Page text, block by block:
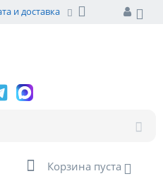
и доставка
Корзина пуста